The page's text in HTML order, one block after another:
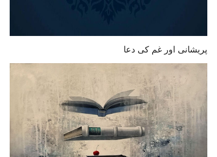
پریشانی اور غم کی دعا